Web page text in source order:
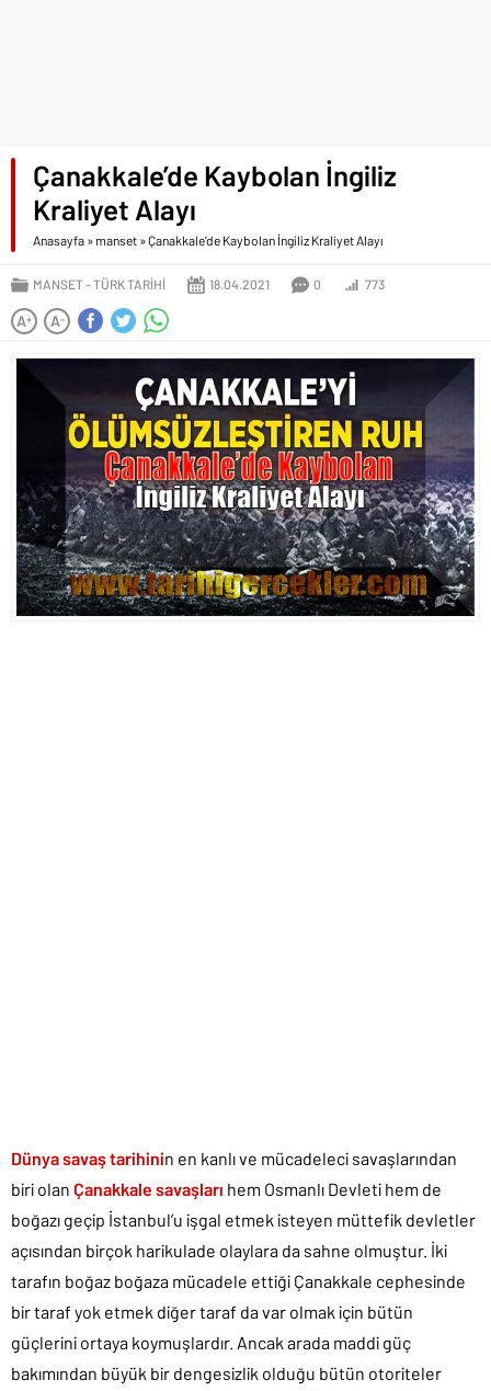
Çanakkale’de Kaybolan İngiliz
Kraliyet Alayı
Anasayfa » manset »Çanakkale’de Kaybolan İngiliz Kraliyet Alayı
MANSET TÜRK TARIHI 18.04.2021 0 773
A+ A-
Dünya savaş tarihinin en kanlı ve mücadeleci savaşlarından
biri olan Çanakkale savaşları hem Osmanlı Devleti hem de
boğazı geçip İstanbul’u işgal etmek isteyen müttefik devletler
açısından birçok harikulade olaylara da sahne olmuştur. İki
tarafın boğaz boğaza mücadele ettiği Çanakkale cephesinde
bir taraf yok etmek diğer taraf da var olmak için bütün
güçlerini ortaya koymuşlardır. Ancak arada maddi güç
bakımından büyük bir dengesizlik olduğu bütün otoriteler